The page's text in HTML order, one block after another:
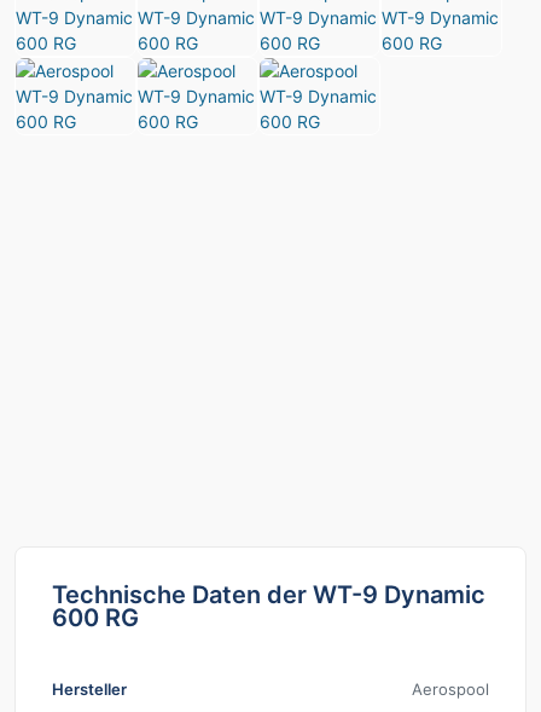
Technische Daten der WT-9 Dynamic
600 RG
Hersteller Aerospool